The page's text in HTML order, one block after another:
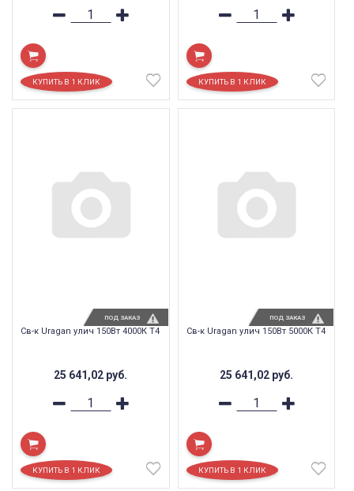
Св-к Uragan улич 150Вт 4000К T4
25 641,02 руб.
ПОД ЗАКАЗ
Св-к Uragan улич 150Вт 5000К T4
25 641,02 руб.
ПОД ЗАКАЗ